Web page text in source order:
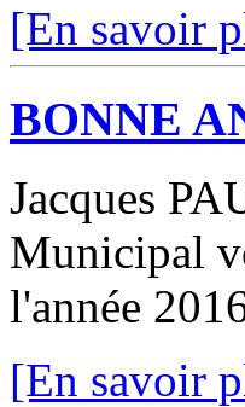
[En savoir
BONNE
Jacques
Municipal
l'année
[En savoir